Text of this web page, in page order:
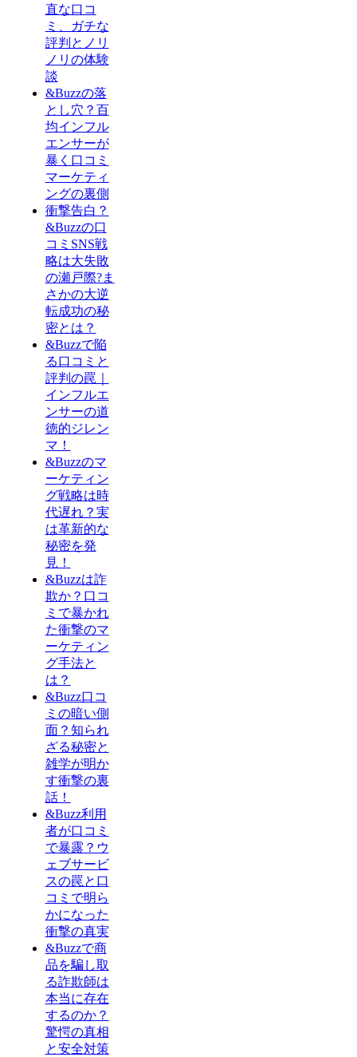
直な口コ
ミ、ガチな
評判とノリ
ノリの体験
談
&Buzzの落
とし穴？百
均インフル
エンサーが
暴く口コミ
マーケティ
ングの裏側
衝撃告白？
&Buzzの口
コミSNS戦
略は大失敗
の瀬戸際?ま
さかの大逆
転成功の秘
密とは？
&Buzzで陥
る口コミと
評判の罠｜
インフルエ
ンサーの道
徳的ジレン
マ！
&Buzzのマ
ーケティン
グ戦略は時
代遅れ？実
は革新的な
秘密を発
見！
&Buzzは詐
欺か？口コ
ミで暴かれ
た衝撃のマ
ーケティン
グ手法と
は？
&Buzz口コ
ミの暗い側
面？知られ
ざる秘密と
雑学が明か
す衝撃の裏
話！
&Buzz利用
者が口コミ
で暴露？ウ
ェブサービ
スの罠と口
コミで明ら
かになった
衝撃の真実
&Buzzで商
品を騙し取
る詐欺師は
本当に存在
するのか？
驚愕の真相
と安全対策